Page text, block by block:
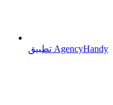
تطبيق AgencyHandy